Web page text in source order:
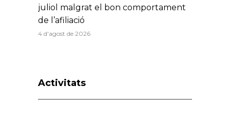
juliol malgrat el bon comportament
de l’afiliació
4 d'agost de 2026
Activitats